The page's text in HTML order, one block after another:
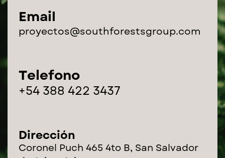
Email
proyectos@southforestsgroup.com
Telefono
+54 388 422 3437
Dirección
Coronel Puch 465 4to B, San Salvador